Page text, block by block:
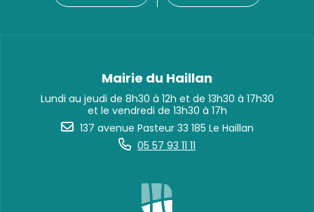
Mairie du Haillan
Lundi au jeudi de 8h30 à 12h et de 13h30 à 17h30
et le vendredi de 13h30 à 17h
137 avenue Pasteur 33 185 Le Haillan
05 57 93 11 11